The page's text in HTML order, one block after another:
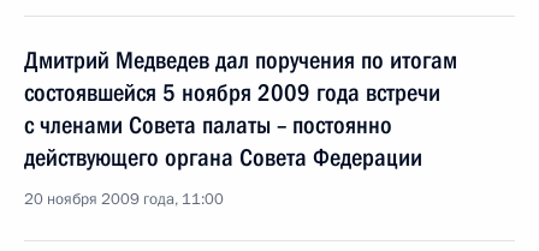
Дмитрий Медведев дал поручения по итогам
состоявшейся 5 ноября 2009 года встречи
с членами Совета палаты – постоянно
действующего органа Совета Федерации
20 ноября 2009 года, 11:00